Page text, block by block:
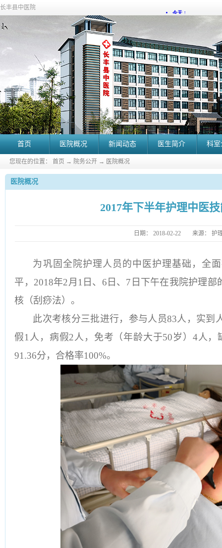
长丰县中医院
首页 医院概况 新闻动态 医生简介 科
您现在的位置： 首页 → 院务公开 → 医院概况
医院概况
2017年下半年护理中医
日期： 2018-02-22 来源： 护
为巩固全院护理人员的中医护理基础，全
平，2018年2月1日、6日、7日下午在我院护理
核（刮痧法）。
此次考核分三批进行，参与人员83人，实到
假1人，病假2人，免考（年龄大于50岁）4人
91.36分，合格率100%。